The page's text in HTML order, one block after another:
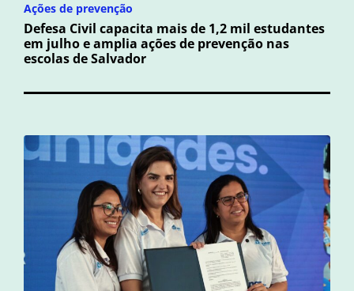
Ações de prevenção
Defesa Civil capacita mais de 1,2 mil estudantes
em julho e amplia ações de prevenção nas
escolas de Salvador